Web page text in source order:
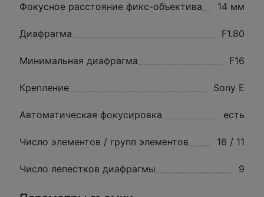
Фокусное расстояние фикс-объектива 14 мм
Диафрагма F1.80
Минимальная диафрагма F16
Крепление Sony E
Автоматическая фокусировка есть
Число элементов / групп элементов 16 / 11
Число лепестков диафрагмы 9